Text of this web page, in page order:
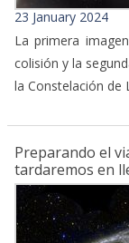
23 January 2024
La primera
colisión y la
la Constelación de
Preparando el
tardaremos en